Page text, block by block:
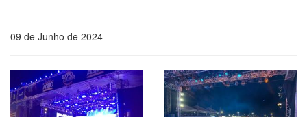
09 de Junho de 2024